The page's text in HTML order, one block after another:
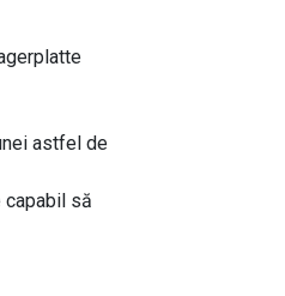
astfel de
capabil să